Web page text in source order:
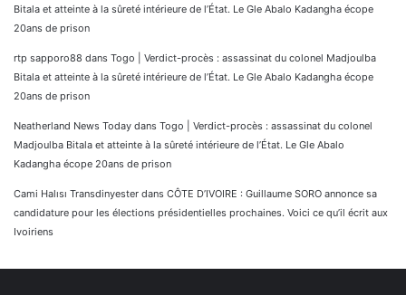
Bitala et atteinte à la sûreté intérieure de l’État. Le Gle Abalo Kadangha écope
20ans de prison
rtp sapporo88 dans Togo | Verdict-procès : assassinat du colonel Madjoulba
Bitala et atteinte à la sûreté intérieure de l’État. Le Gle Abalo Kadangha écope
20ans de prison
Neatherland News Today dans Togo | Verdict-procès : assassinat du colonel
Madjoulba Bitala et atteinte à la sûreté intérieure de l’État. Le Gle Abalo
Kadangha écope 20ans de prison
Cami Halısı Transdinyester dans CÔTE D’IVOIRE : Guillaume SORO annonce sa
candidature pour les élections présidentielles prochaines. Voici ce qu’il écrit aux
Ivoiriens